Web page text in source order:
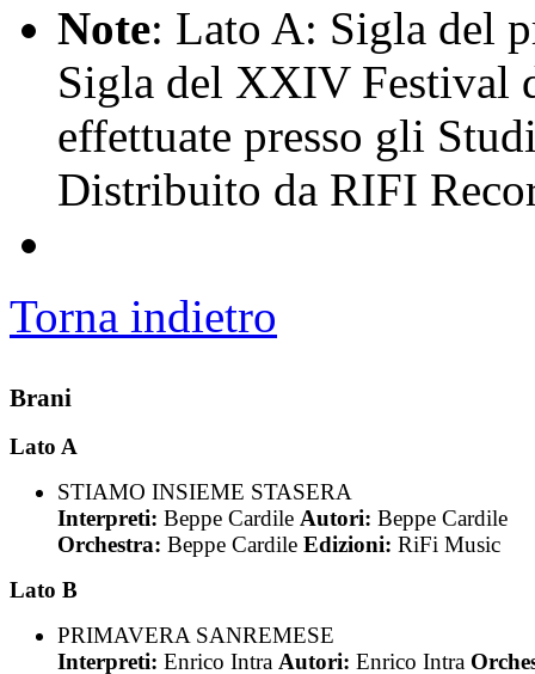
Note: Lato A: Sigla del
Sigla del XXIV Festival
effettuate presso gli
Distribuito da RIFI
Torna indietro
Brani
Lato A
STIAMO INSIEME STASERA
Interpreti: Beppe Cardile Autori: Beppe Cardile
Orchestra: Beppe Cardile Edizioni: RiFi Music
Lato B
PRIMAVERA SANREMESE
Interpreti: Enrico Intra Autori: Enrico Intra